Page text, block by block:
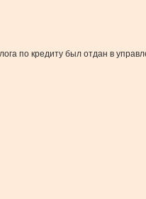
по кредиту был отдан в